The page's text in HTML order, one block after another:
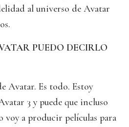
al universo de Avatar
PUEDO DECIRLO
Avatar. Es todo. Estoy
3 y puede que incluso
voy a producir películas para